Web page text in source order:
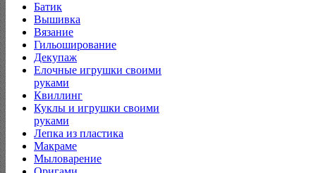
Батик
Вышивка
Вязание
Гильоширование
Декупаж
Елочные игрушки своими
руками
Квиллинг
Куклы и игрушки своими
руками
Лепка из пластика
Макраме
Мыловарение